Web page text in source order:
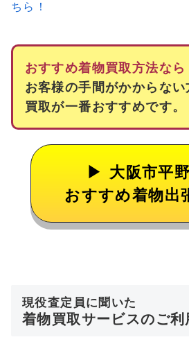
ちら！
おすすめ着物買取方法なら
お客様の手間がかからな
買取が一番おすすめです。
大阪市平
おすすめ着物出
現役査定員に聞いた
着物買取サービスのご利